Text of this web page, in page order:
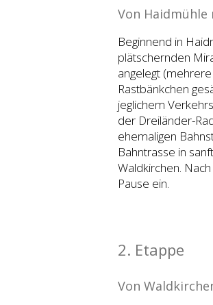
Von Haidmühle
Beginnend in
plätschernden
angelegt
Rastbänkchen
jeglichem
der Dreiländer-
ehemaligen
Bahntrasse in
Waldkirchen.
Pause ein.
2. Etappe
Von